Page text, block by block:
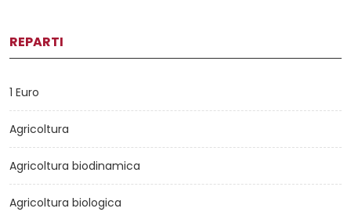
REPARTI
1 Euro
Agricoltura
Agricoltura biodinamica
Agricoltura biologica